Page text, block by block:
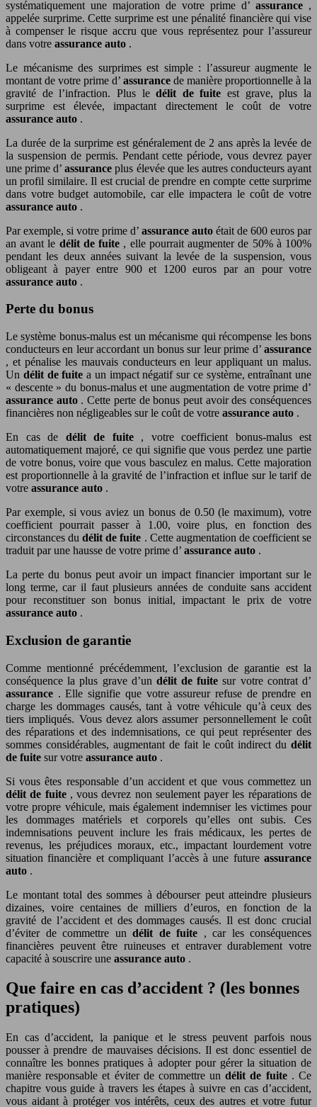
systématiquement une majoration de votre prime d’ assurance ,
appelée surprime. Cette surprime est une pénalité financière qui vise
à compenser le risque accru que vous représentez pour l’assureur
dans votre assurance auto .
Le mécanisme des surprimes est simple : l’assureur augmente le
montant de votre prime d’ assurance de manière proportionnelle à la
gravité de l’infraction. Plus ledélit de fuiteest grave, plus la
surprime est élevée, impactant directement le coût de votre
assurance auto .
La durée de la surprime est généralement de 2 ans après la levée de
la suspension de permis. Pendant cette période, vous devrez payer
une prime d’assuranceplus élevée que les autres conducteurs ayant
un profil similaire. Il est crucial de prendre en compte cette surprime
dans votre budget automobile, car elle impactera le coût de votre
assurance auto .
Par exemple, si votre prime d’ assurance auto était de 600 euros par
an avant le délit de fuite , elle pourrait augmenter de 50% à 100%
pendant les deux années suivant la levée de la suspension, vous
obligeant à payer entre 900 et 1200 euros par an pour votre
assurance auto .
Perte du bonus
Le système bonus-malus est un mécanisme qui récompense les bons
conducteurs en leur accordant un bonus sur leur prime d’ assurance
, et pénalise les mauvais conducteurs en leur appliquant un malus.
Un délit de fuite a un impact négatif sur ce système, entraînant une
« descente » du bonus-malus et une augmentation de votre prime d’
assurance auto . Cette perte de bonus peut avoir des conséquences
financières non négligeables sur le coût de votre assurance auto .
En cas de délit de fuite , votre coefficient bonus-malus est
automatiquement majoré, ce qui signifie que vous perdez une partie
de votre bonus, voire que vous basculez en malus. Cette majoration
est proportionnelle à la gravité de l’infraction et influe sur le tarif de
votre assurance auto .
Par exemple, si vous aviez un bonus de 0.50 (le maximum), votre
coefficient pourrait passer à 1.00, voire plus, en fonction des
circonstances dudélit de fuite . Cette augmentation de coefficient se
traduit par une hausse de votre prime d’ assurance auto .
La perte du bonus peut avoir un impact financier important sur le
long terme, car il faut plusieurs années de conduite sans accident
pour reconstituer son bonus initial, impactant le prix de votre
assurance auto .
Exclusion de garantie
Comme mentionné précédemment, l’exclusion de garantie est la
conséquence la plus grave d’un délit de fuitesur votre contrat d’
assurance . Elle signifie que votre assureur refuse de prendre en
charge les dommages causés, tant à votre véhicule qu’à ceux des
tiers impliqués. Vous devez alors assumer personnellement le coût
des réparations et des indemnisations, ce qui peut représenter des
sommes considérables, augmentant de fait le coût indirect du délit
de fuite sur votre assurance auto .
Si vous êtes responsable d’un accident et que vous commettez un
délit de fuite , vous devrez non seulement payer les réparations de
votre propre véhicule, mais également indemniser les victimes pour
les dommages matériels et corporels qu’elles ont subis. Ces
indemnisations peuvent inclure les frais médicaux, les pertes de
revenus, les préjudices moraux, etc., impactant lourdement votre
situation financière et compliquant l’accès à une future assurance
auto .
Le montant total des sommes à débourser peut atteindre plusieurs
dizaines, voire centaines de milliers d’euros, en fonction de la
gravité de l’accident et des dommages causés. Il est donc crucial
d’éviter de commettre un délit de fuite , car les conséquences
financières peuvent être ruineuses et entraver durablement votre
capacité à souscrire une assurance auto .
Que faire en cas d’accident ? (les bonnes
pratiques)
En cas d’accident, la panique et le stress peuvent parfois nous
pousser à prendre de mauvaises décisions. Il est donc essentiel de
connaître les bonnes pratiques à adopter pour gérer la situation de
manière responsable et éviter de commettre undélit de fuite . Ce
chapitre vous guide à travers les étapes à suivre en cas d’accident,
vous aidant à protéger vos intérêts, ceux des autres et votre futur